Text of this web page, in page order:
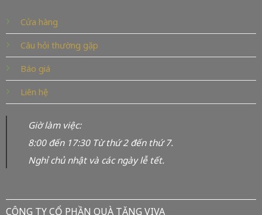
Cửa hàng
Câu hỏi thường gặp
Báo giá
Liên hệ
Giờ làm việc:
8:00 đến 17:30 Từ thứ 2 đến thứ 7.
Nghỉ chủ nhật và các ngày lễ tết.
CÔNG TY CỔ PHẦN QUÀ TẶNG VIVA